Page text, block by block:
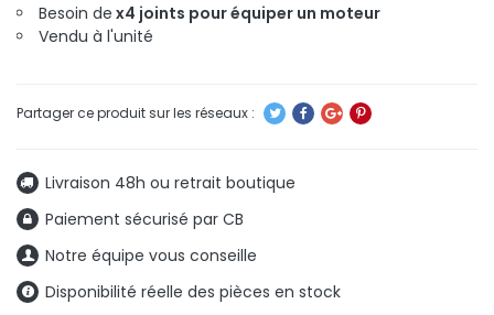
Besoin de x4 joints pour équiper un moteur
Vendu à l'unité
Livraison 48h ou retrait boutique
Paiement sécurisé par CB
Notre équipe vous conseille
Disponibilité réelle des pièces en stock